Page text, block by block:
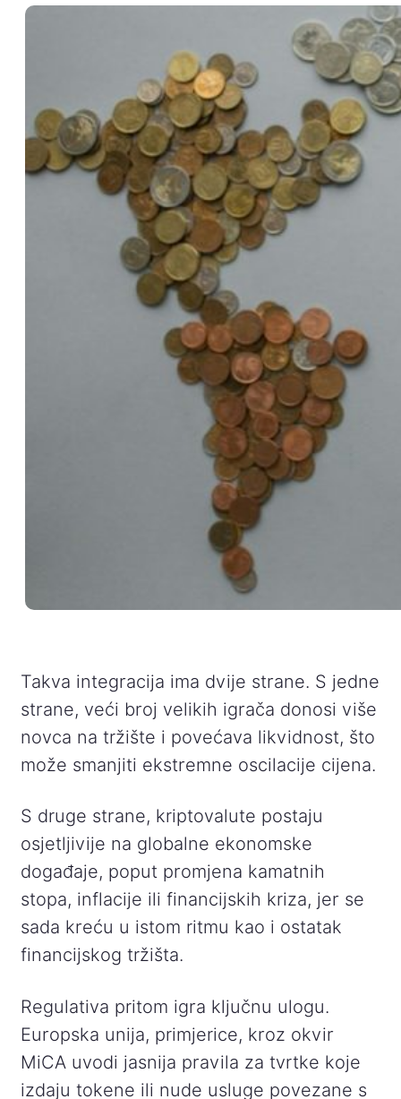
Takva integracija ima dvije strane. S jedne
strane, veći broj velikih igrača donosi više
novca na tržište i povećava likvidnost, što
može smanjiti ekstremne oscilacije cijena.
S druge strane, kriptovalute postaju
osjetljivije na globalne ekonomske
događaje, poput promjena kamatnih
stopa, inflacije ili financijskih kriza, jer se
sada kreću u istom ritmu kao i ostatak
financijskog tržišta.
Regulativa pritom igra ključnu ulogu.
Europska unija, primjerice, kroz okvir
MiCA uvodi jasnija pravila za tvrtke koje
izdaju tokene ili nude usluge povezane s